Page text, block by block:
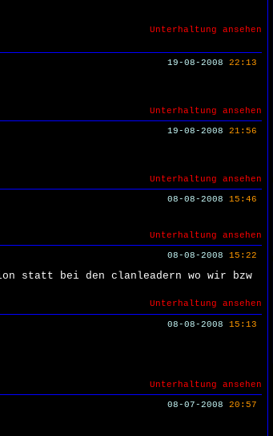
Unterhaltung ansehen
19-08-2008 22:13
Unterhaltung ansehen
19-08-2008 21:56
Unterhaltung ansehen
08-08-2008 15:46
Unterhaltung ansehen
08-08-2008 15:22
statt bei den clanleadern wo wir bzw
Unterhaltung ansehen
08-08-2008 15:13
Unterhaltung ansehen
08-07-2008 20:57